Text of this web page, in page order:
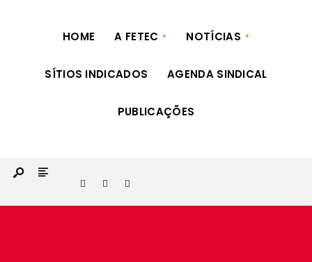
HOME A FETEC NOTÍCIAS
SÍTIOS INDICADOS AGENDA SINDICAL
PUBLICAÇÕES